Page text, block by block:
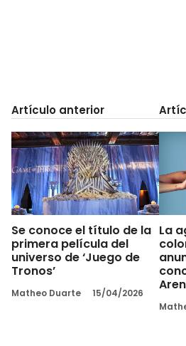
Artículo anterior
Se conoce el título de la
primera película del
universo de ‘Juego de
Tronos’
Matheo Duarte 15/04/2026
La